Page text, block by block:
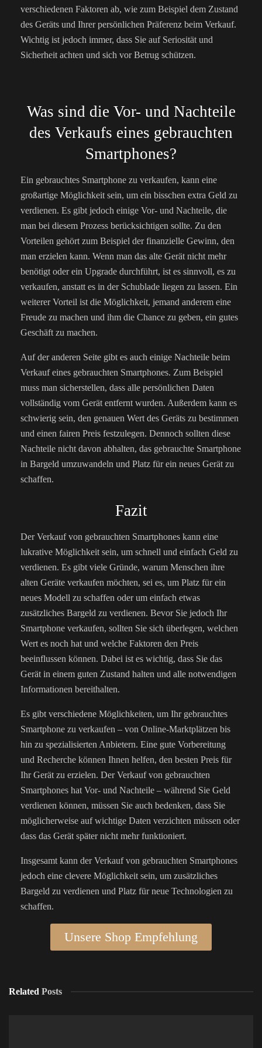
verschiedenen Faktoren ab, wie zum Beispiel dem Zustand
des Geräts und Ihrer persönlichen Präferenz beim Verkauf.
Wichtig ist jedoch immer, dass Sie auf Seriosität und
Sicherheit achten und sich vor Betrug schützen.
Was sind die Vor- und Nachteile
des Verkaufs eines gebrauchten
Smartphones?
Ein gebrauchtes Smartphone zu verkaufen, kann eine
großartige Möglichkeit sein, um ein bisschen extra Geld zu
verdienen. Es gibt jedoch einige Vor- und Nachteile, die
man bei diesem Prozess berücksichtigen sollte. Zu den
Vorteilen gehört zum Beispiel der finanzielle Gewinn, den
man erzielen kann. Wenn man das alte Gerät nicht mehr
benötigt oder ein Upgrade durchführt, ist es sinnvoll, es zu
verkaufen, anstatt es in der Schublade liegen zu lassen. Ein
weiterer Vorteil ist die Möglichkeit, jemand anderem eine
Freude zu machen und ihm die Chance zu geben, ein gutes
Geschäft zu machen.
Auf der anderen Seite gibt es auch einige Nachteile beim
Verkauf eines gebrauchten Smartphones. Zum Beispiel
muss man sicherstellen, dass alle persönlichen Daten
vollständig vom Gerät entfernt wurden. Außerdem kann es
schwierig sein, den genauen Wert des Geräts zu bestimmen
und einen fairen Preis festzulegen. Dennoch sollten diese
Nachteile nicht davon abhalten, das gebrauchte Smartphone
in Bargeld umzuwandeln und Platz für ein neues Gerät zu
schaffen.
Fazit
Der Verkauf von gebrauchten Smartphones kann eine
lukrative Möglichkeit sein, um schnell und einfach Geld zu
verdienen. Es gibt viele Gründe, warum Menschen ihre
alten Geräte verkaufen möchten, sei es, um Platz für ein
neues Modell zu schaffen oder um einfach etwas
zusätzliches Bargeld zu verdienen. Bevor Sie jedoch Ihr
Smartphone verkaufen, sollten Sie sich überlegen, welchen
Wert es noch hat und welche Faktoren den Preis
beeinflussen können. Dabei ist es wichtig, dass Sie das
Gerät in einem guten Zustand halten und alle notwendigen
Informationen bereithalten.
Es gibt verschiedene Möglichkeiten, um Ihr gebrauchtes
Smartphone zu verkaufen – von Online-Marktplätzen bis
hin zu spezialisierten Anbietern. Eine gute Vorbereitung
und Recherche können Ihnen helfen, den besten Preis für
Ihr Gerät zu erzielen. Der Verkauf von gebrauchten
Smartphones hat Vor- und Nachteile – während Sie Geld
verdienen können, müssen Sie auch bedenken, dass Sie
möglicherweise auf wichtige Daten verzichten müssen oder
dass das Gerät später nicht mehr funktioniert.
Insgesamt kann der Verkauf von gebrauchten Smartphones
jedoch eine clevere Möglichkeit sein, um zusätzliches
Bargeld zu verdienen und Platz für neue Technologien zu
schaffen.
Unsere Shop Empfehlung
Related Posts